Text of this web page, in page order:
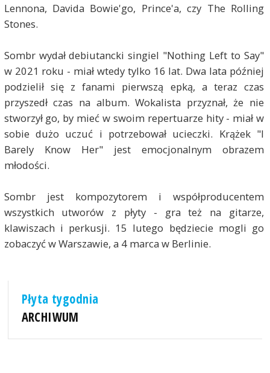
Lennona, Davida Bowie'go, Prince'a, czy The Rolling
Stones.
Sombr wydał debiutancki singiel "Nothing Left to Say"
w 2021 roku - miał wtedy tylko 16 lat. Dwa lata później
podzielił się z fanami pierwszą epką, a teraz czas
przyszedł czas na album. Wokalista przyznał, że nie
stworzył go, by mieć w swoim repertuarze hity - miał w
sobie dużo uczuć i potrzebował ucieczki. Krążek "I
Barely Know Her" jest emocjonalnym obrazem
młodości.
Sombr jest kompozytorem i współproducentem
wszystkich utworów z płyty - gra też na gitarze,
klawiszach i perkusji. 15 lutego będziecie mogli go
zobaczyć w Warszawie, a 4 marca w Berlinie.
Płyta tygodnia
ARCHIWUM